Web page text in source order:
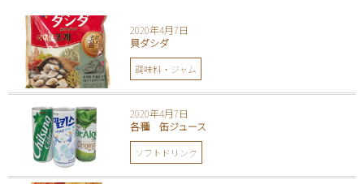
2020年4月7日
貝ダシダ
調味料・ジャム
2020年4月7日
各種 缶ジュース
ソフトドリンク